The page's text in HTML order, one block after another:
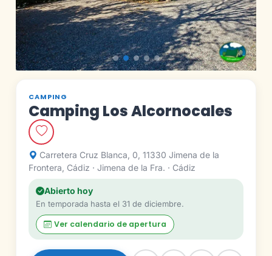
CAMPING
Camping Los Alcornocales
Carretera Cruz Blanca, 0, 11330 Jimena de la
Frontera, Cádiz · Jimena de la Fra. · Cádiz
Abierto hoy
En temporada hasta el 31 de diciembre.
Ver calendario de apertura